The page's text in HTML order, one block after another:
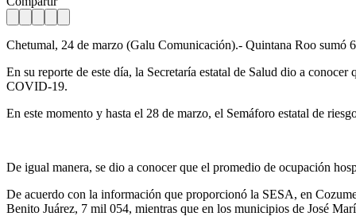
Chetumal, 24 de marzo (Galu Comunicación).- Quintana Roo sumó
En su reporte de este día, la Secretaría estatal de Salud dio a
COVID-19.
En este momento y hasta el 28 de marzo, el Semáforo estatal de
De igual manera, se dio a conocer que el promedio de ocupación
De acuerdo con la información que proporcionó la SESA, en
Benito Juárez, 7 mil 054, mientras que en los municipios de José